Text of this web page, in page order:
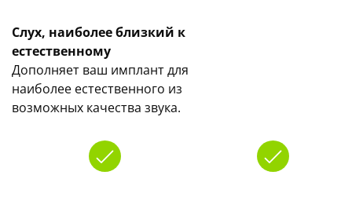
Слух, наиболее близкий к
естественному
Дополняет ваш имплант для
наиболее естественного из
возможных качества звука.